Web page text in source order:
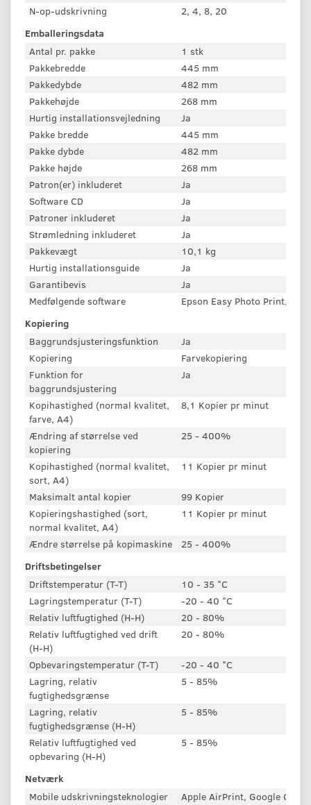
N-op-udskrivning
2, 4, 8, 20
Emballeringsdata
Antal pr. pakke
1 stk
Pakkebredde
445 mm
Pakkedybde
482 mm
Pakkehøjde
268 mm
Hurtig installationsvejledning
Ja
Pakke bredde
445 mm
Pakke dybde
482 mm
Pakke højde
268 mm
Patron(er) inkluderet
Ja
Software CD
Ja
Patroner inkluderet
Ja
Strømledning inkluderet
Ja
Pakkevægt
10,1 kg
Hurtig installationsguide
Ja
Garantibevis
Ja
Medfølgende software
Epson Easy Photo Print,
Kopiering
Baggrundsjusteringsfunktion
Ja
Kopiering
Farvekopiering
Funktion for
baggrundsjustering
Ja
Kopihastighed (normal kvalitet,
farve, A4)
8,1 Kopier pr minut
Ændring af størrelse ved
kopiering
25 - 400%
Kopihastighed (normal kvalitet,
sort, A4)
11 Kopier pr minut
Maksimalt antal kopier
99 Kopier
Kopieringshastighed (sort,
normal kvalitet, A4)
11 Kopier pr minut
Ændre størrelse på kopimaskine
25 - 400%
Driftsbetingelser
Driftstemperatur (T-T)
10 - 35 °C
Lagringstemperatur (T-T)
-20 - 40 °C
Relativ luftfugtighed (H-H)
20 - 80%
Relativ luftfugtighed ved drift
(H-H)
20 - 80%
Opbevaringstemperatur (T-T)
-20 - 40 °C
Lagring, relativ
fugtighedsgrænse
5 - 85%
Lagring, relativ
fugtighedsgrænse (H-H)
5 - 85%
Relativ luftfugtighed ved
opbevaring (H-H)
5 - 85%
Netværk
Mobile udskrivningsteknologier
Apple AirPrint, Google